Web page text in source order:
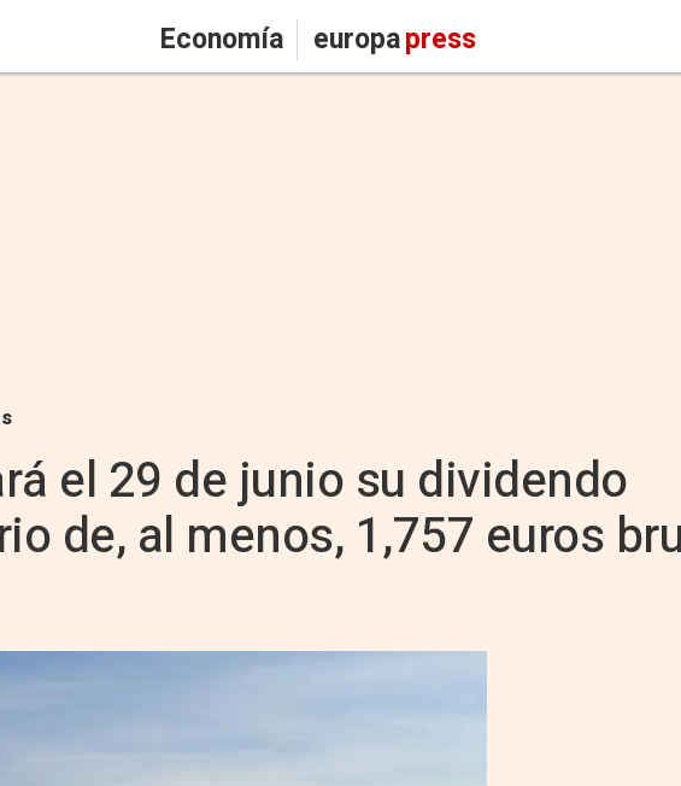
Economía europapress
el 29 de junio su dividendo
de, al menos, 1,757 euros